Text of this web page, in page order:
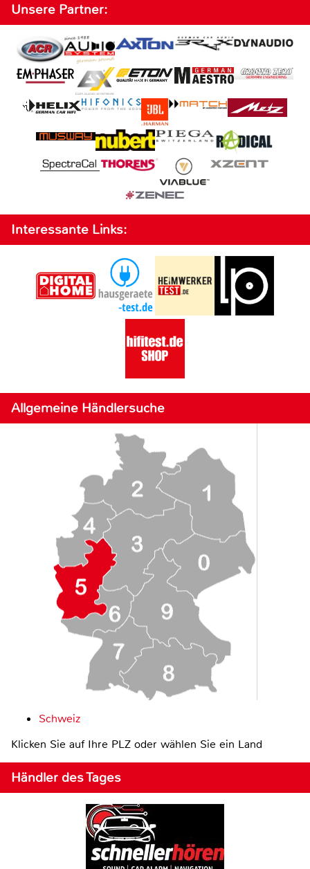
Unsere Partner:
Interessante Links:
Allgemeine Händlersuche
Schweiz
Klicken Sie auf Ihre PLZ oder wählen Sie ein Land
Händler des Tages